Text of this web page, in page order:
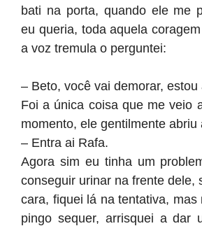
bati na porta, quando ele me
eu queria, toda aquela
a voz tremula o perguntei:
– Beto, você vai demorar, estou
Foi a única coisa que me veio
momento, ele gentilmente abriu
– Entra ai Rafa.
Agora sim eu tinha um
conseguir urinar na frente dele,
cara, fiquei lá na tentativa, mas
pingo sequer, arrisquei a dar